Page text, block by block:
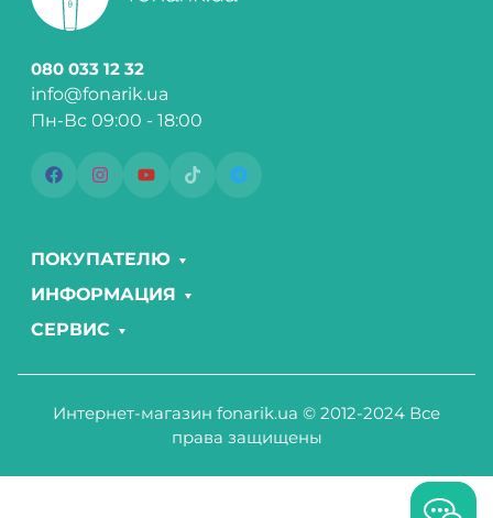
080 033 12 32
info@fonarik.ua
Пн-Вс 09:00 - 18:00
ПОКУПАТЕЛЮ
ИНФОРМАЦИЯ
СЕРВИС
Интернет-магазин fonarik.ua © 2012-2024 Все
права защищены